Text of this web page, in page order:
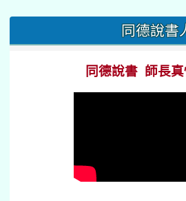
::: 同德說書
同德說書 師長